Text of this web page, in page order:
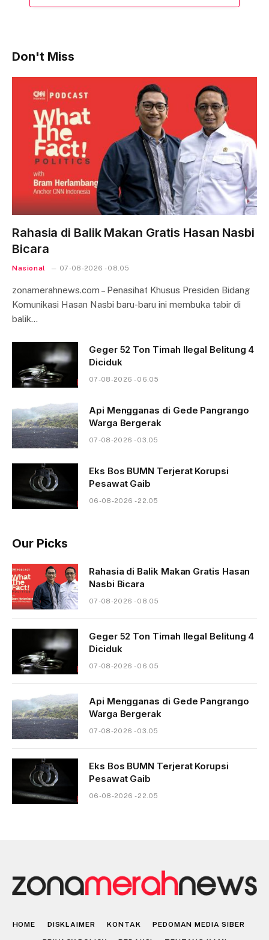
Don't Miss
Rahasia di Balik Makan Gratis Hasan Nasbi
Bicara
Nasional 07-08-2026 - 08.05
zonamerahnews.com – Penasihat Khusus Presiden Bidang
Komunikasi Hasan Nasbi baru-baru ini membuka tabir di
balik…
Geger 52 Ton Timah Ilegal Belitung 4
Diciduk
07-08-2026 - 06.05
Api Mengganas di Gede Pangrango
Warga Bergerak
07-08-2026 - 03.05
Eks Bos BUMN Terjerat Korupsi
Pesawat Gaib
06-08-2026 - 22.05
Our Picks
Rahasia di Balik Makan Gratis Hasan
Nasbi Bicara
07-08-2026 - 08.05
Geger 52 Ton Timah Ilegal Belitung 4
Diciduk
07-08-2026 - 06.05
Api Mengganas di Gede Pangrango
Warga Bergerak
07-08-2026 - 03.05
Eks Bos BUMN Terjerat Korupsi
Pesawat Gaib
06-08-2026 - 22.05
HOME DISKLAIMER KONTAK PEDOMAN MEDIA SIBER